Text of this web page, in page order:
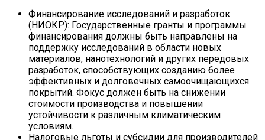
Финансирование исследований и разработок
(НИОКР): Государственные гранты и программы
финансирования должны быть направлены на
поддержку исследований в области новых
материалов, нанотехнологий и других передовых
разработок, способствующих созданию более
эффективных и долговечных самоочищающихся
покрытий. Фокус должен быть на снижении
стоимости производства и повышении
устойчивости к различным климатическим
условиям.
Налоговые льготы и субсидии для производителей